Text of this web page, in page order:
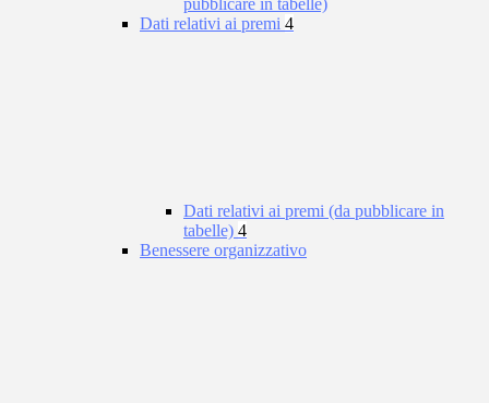
pubblicare in tabelle)
Dati relativi ai premi 4
Dati relativi ai premi (da pubblicare in
tabelle) 4
Benessere organizzativo